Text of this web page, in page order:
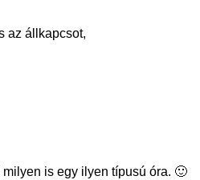
az állkapcsot,
is egy ilyen típusú óra. 🙂